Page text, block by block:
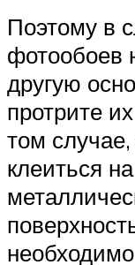
Поэтому в
фотообоев
другую
протрите
том
клеиться